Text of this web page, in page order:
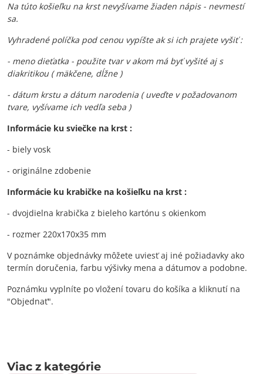
Na túto košieľku na krst nevyšívame žiaden nápis - nevmestí
sa.
Vyhradené políčka pod cenou vypíšte ak si ich prajete vyšiť :
- meno dieťatka - použite tvar v akom má byť vyšité aj s
diakritikou ( mäkčene, dĺžne )
- dátum krstu a dátum narodenia ( uveďte v požadovanom
tvare, vyšívame ich vedľa seba )
Informácie ku sviečke na krst :
- biely vosk
- originálne zdobenie
Informácie ku krabičke na košieľku na krst :
- dvojdielna krabička z bieleho kartónu s okienkom
- rozmer 220x170x35 mm
V poznámke objednávky môžete uviesť aj iné požiadavky ako
termín doručenia, farbu výšivky mena a dátumov a podobne.
Poznámku vyplníte po vložení tovaru do košíka a kliknutí na
"Objednať".
Viac z kategórie